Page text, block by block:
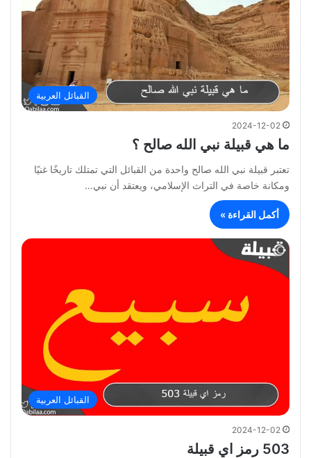
القبائل العربية
2024-12-02
ما هي قبيلة نبي الله صالح ؟
تعتبر قبيلة نبي الله صالح واحدة من القبائل التي تمتلك تاريخًا غنيًا
ومكانة خاصة في التراث الإسلامي، ويعتقد أن نبي…
أكمل القراءة »
القبائل العربية
2024-12-02
503 رمز اي قبيلة